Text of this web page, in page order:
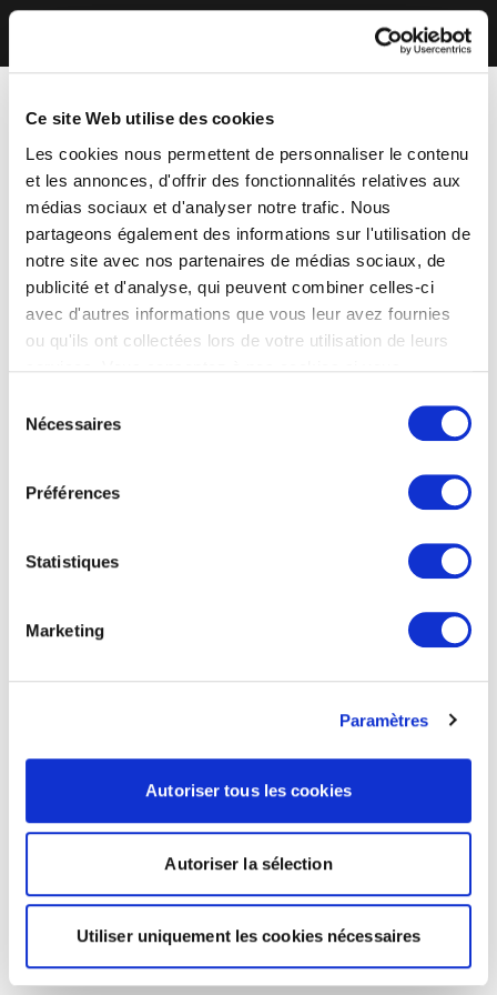
Ce site Web utilise des cookies
Les cookies nous permettent de personnaliser le contenu
et les annonces, d'offrir des fonctionnalités relatives aux
médias sociaux et d'analyser notre trafic. Nous
partageons également des informations sur l'utilisation de
notre site avec nos partenaires de médias sociaux, de
publicité et d'analyse, qui peuvent combiner celles-ci
avec d'autres informations que vous leur avez fournies
ou qu'ils ont collectées lors de votre utilisation de leurs
Nécessaires
Préférences
Statistiques
Marketing
Paramètres
Autoriser tous les cookies
Autoriser la sélection
Utiliser uniquement les cookies nécessaires